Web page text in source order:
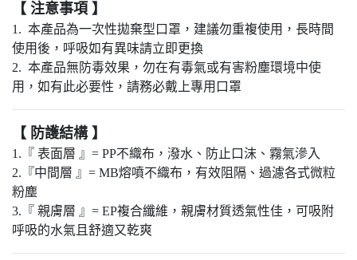
【 注意事項 】
1. 本產品為一次性拋棄型口罩，建議勿重複使用，長時間
使用後，呼吸如有異味請立即更換
2. 本產品無防毒效果，勿在有毒氣或有害粉塵環境中使
用，如有此必要性，請務必戴上專用口罩
【 防護結構 】
1.『 表面層 』= PP不織布，潑水、防止口沫、霧氣滲入
2.『中間層 』= MB熔噴不織布，有效阻隔、過濾各式微粒
粉塵
3.『 親膚層 』= EP複合纖維，親膚材質透氣性佳，可吸附
呼吸的水氣且舒適又乾爽